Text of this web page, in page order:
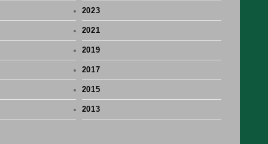
2023
2021
2019
2017
2015
2013